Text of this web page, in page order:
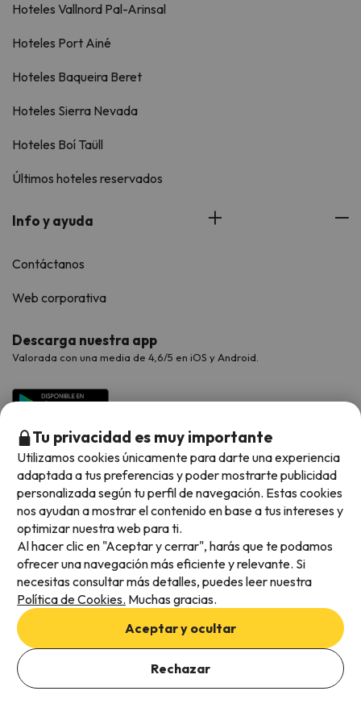
Hoteles Vallnord Pal-Arinsal
Hoteles Port Ainé
Hoteles Baqueira Beret
Hoteles Sierra Nevada
Hoteles Boí Taüll
Últimos hoteles reservados
Info y ayuda
Contáctanos
Web corporativa
Descarga nuestra app
Valorada con una media de 4,6/5 en iOS y Android.
Métodos de pago disponibles
Condiciones generales
Privacidad de datos
Política de cookies
Tu privacidad es muy importante
Utilizamos cookies únicamente para darte una experiencia
adaptada a tus preferencias y poder mostrarte publicidad
personalizada según tu perfil de navegación. Estas cookies
nos ayudan a mostrar el contenido en base a tus intereses y
optimizar nuestra web para ti.
Al hacer clic en "Aceptar y cerrar", harás que te podamos
ofrecer una navegación más eficiente y relevante. Si
necesitas consultar más detalles, puedes leer nuestra
Política de Cookies. Muchas gracias.
Aceptar y ocultar
Rechazar